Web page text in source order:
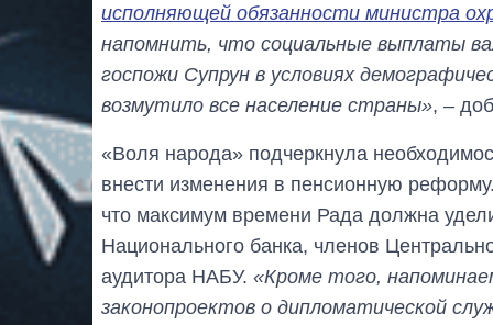
исполняющей обязанности министра
напомнить, что социальные выплаты
госпожи Супрун в условиях
возмутило все население страны», –
«Воля народа» подчеркнула
внести изменения в пенсионную
что максимум времени Рада должна
Национального банка, членов
аудитора НАБУ. «Кроме того,
законопроектов о дипломатической